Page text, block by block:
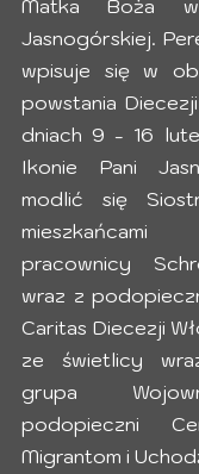
Matka Boża
Jasnogórskiej.
wpisuje się w
powstania
dniach 9 - 16
Ikonie Pani
modlić się
pracownicy
wraz z
Caritas Diecezji
ze świetlicy
grupa
podopieczni
Migrantom i